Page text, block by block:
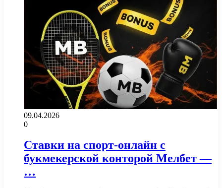
09.04.2026
0
Ставки на спорт-онлайн с
букмекерской конторой Мелбет —
…